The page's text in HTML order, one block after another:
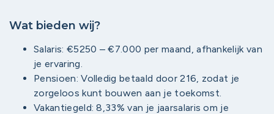
Wat bieden wij?
Salaris: €5250 – €7.000 per maand, afhankelijk van
je ervaring.
Pensioen: Volledig betaald door 216, zodat je
zorgeloos kunt bouwen aan je toekomst.
Vakantiegeld: 8,33% van je jaarsalaris om je